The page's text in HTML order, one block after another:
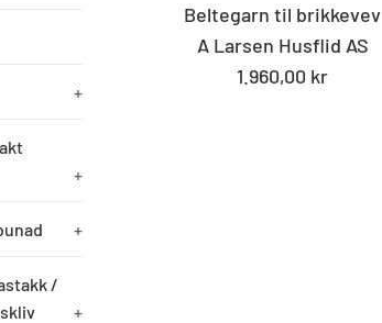
+
+
+
/
+
Beltegarn til brikkevev
A Larsen Husflid AS
Standard
1.960,00 kr